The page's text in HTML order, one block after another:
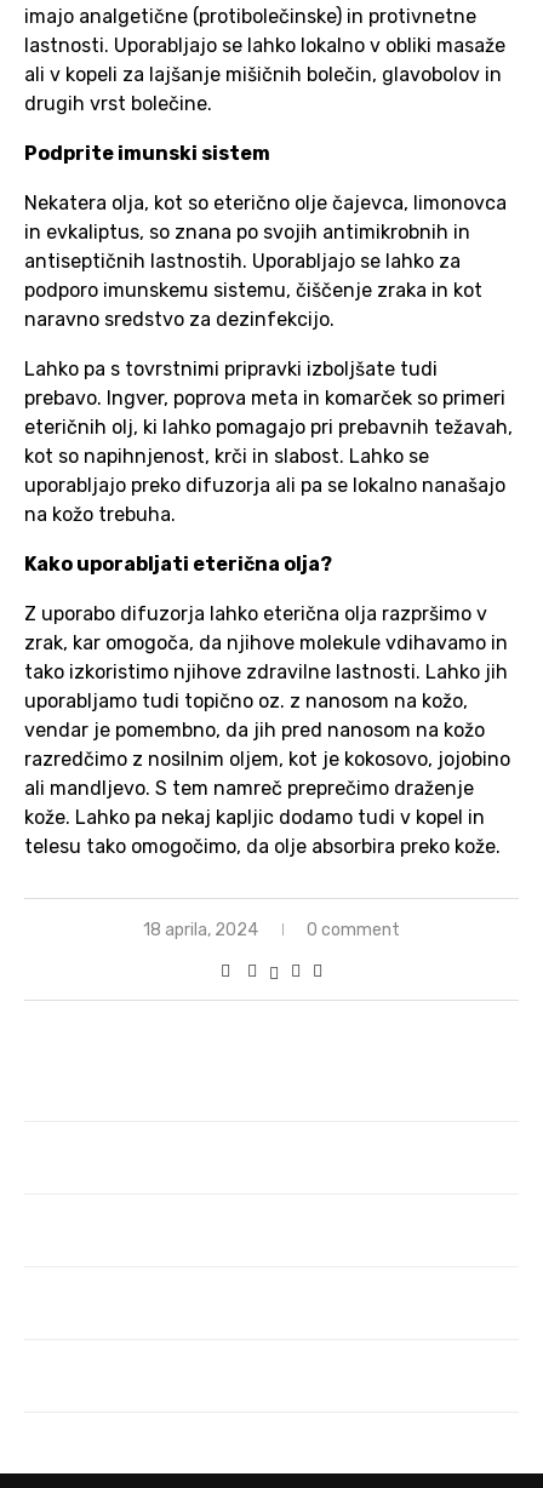
imajo analgetične (protibolečinske) in protivnetne
lastnosti. Uporabljajo se lahko lokalno v obliki masaže
ali v kopeli za lajšanje mišičnih bolečin, glavobolov in
drugih vrst bolečine.
Podprite imunski sistem
Nekatera olja, kot so eterično olje čajevca, limonovca
in evkaliptus, so znana po svojih antimikrobnih in
antiseptičnih lastnostih. Uporabljajo se lahko za
podporo imunskemu sistemu, čiščenje zraka in kot
naravno sredstvo za dezinfekcijo.
Lahko pa s tovrstnimi pripravki izboljšate tudi
prebavo. Ingver, poprova meta in komarček so primeri
eteričnih olj, ki lahko pomagajo pri prebavnih težavah,
kot so napihnjenost, krči in slabost. Lahko se
uporabljajo preko difuzorja ali pa se lokalno nanašajo
na kožo trebuha.
Kako uporabljati eterična olja?
Z uporabo difuzorja lahko eterična olja razpršimo v
zrak, kar omogoča, da njihove molekule vdihavamo in
tako izkoristimo njihove zdravilne lastnosti. Lahko jih
uporabljamo tudi topično oz. z nanosom na kožo,
vendar je pomembno, da jih pred nanosom na kožo
razredčimo z nosilnim oljem, kot je kokosovo, jojobino
ali mandljevo. S tem namreč preprečimo draženje
kože. Lahko pa nekaj kapljic dodamo tudi v kopel in
telesu tako omogočimo, da olje absorbira preko kože.
18 aprila, 2024 0 comment